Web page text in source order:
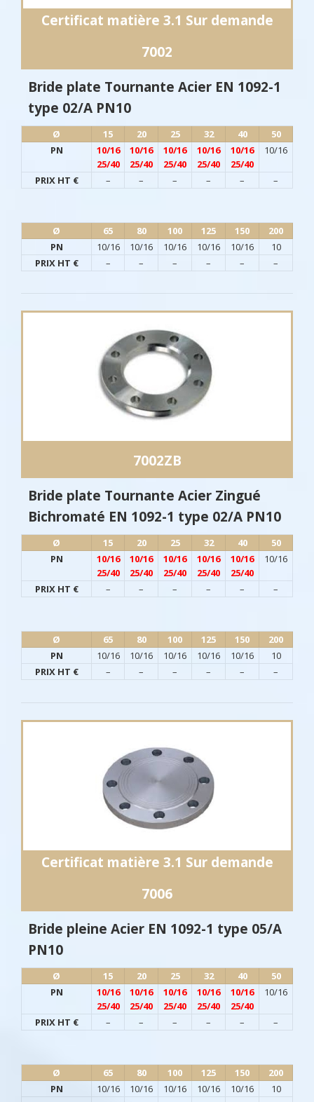
Certificat matière 3.1 Sur demande
7002
Bride plate Tournante Acier EN 1092-1
type 02/A PN10
Ø​ 15 20 25 32 40
50
PN
10/16
25/40
10/16
25/40
10/16
25/40
10/16
25/40
10/16
25/40
10/16
PRIX HT € – – – – – –
Ø​ 65 80 100 125 150
200
PN
10/16 10/16 10/16 10/16 10/16
10
PRIX HT €
– – – – – –
7002ZB
Bride plate Tournante Acier Zingué
Bichromaté EN 1092-1 type 02/A PN10
Ø​ 15 20 25 32 40
50
PN
10/16
25/40
10/16
25/40
10/16
25/40
10/16
25/40
10/16
25/40
10/16
PRIX HT € – – – – – –
Ø​ 65 80 100 125 150
200
PN
10/16 10/16 10/16 10/16 10/16
10
PRIX HT €
– – – – – –
Certificat matière 3.1 Sur demande
7006
Bride pleine Acier EN 1092-1 type 05/A
PN10
Ø​ 15 20 25 32 40
50
PN
10/16
25/40
10/16
25/40
10/16
25/40
10/16
25/40
10/16
25/40
10/16
PRIX HT € – – – – – –
Ø​ 65 80 100 125 150
200
PN
10/16 10/16 10/16 10/16 10/16
10